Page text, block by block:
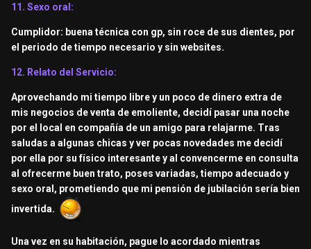
11. Sexo oral:
Cumplidor: buena técnica con gp, sin roce de sus dientes, por
el periodo de tiempo necesario y sin websites.
12. Relato del Servicio:
Aprovechando mi tiempo libre y un poco de dinero extra de
mis negocios de venta de emoliente, decidí pasar una noche
por el local en compañía de un amigo para relajarme. Tras
saludas a algunas chicas y ver pocas novedades me decidí
por ella por su físico interesante y al convencerme en consulta
al ofrecerme buen trato, poses variadas, tiempo adecuado y
sexo oral, prometiendo que mi pensión de jubilación sería bien
invertida.
Una vez en su habitación, pague lo acordado mientras